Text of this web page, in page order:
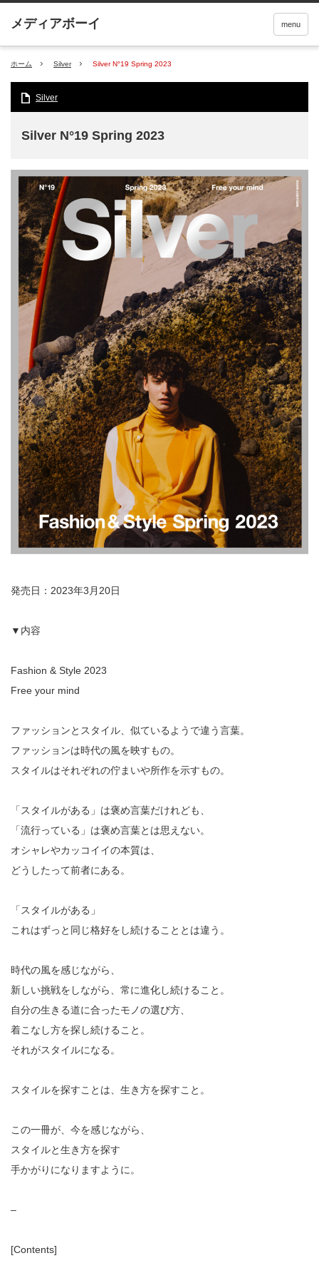
menu
ホーム Silver Silver N°19 Spring 2023
Silver
Silver N°19 Spring 2023
発売日：2023年3月20日
▼内容
Fashion & Style 2023
Free your mind
ファッションとスタイル、似ているようで違う言葉。
ファッションは時代の風を映すもの。
スタイルはそれぞれの佇まいや所作を示すもの。
「スタイルがある」は褒め言葉だけれども、
「流行っている」は褒め言葉とは思えない。
オシャレやカッコイイの本質は、
どうしたって前者にある。
「スタイルがある」
これはずっと同じ格好をし続けることとは違う。
時代の風を感じながら、
新しい挑戦をしながら、常に進化し続けること。
自分の生きる道に合ったモノの選び方、
着こなし方を探し続けること。
それがスタイルになる。
スタイルを探すことは、生き方を探すこと。
この一冊が、今を感じながら、
スタイルと生き方を探す
手かがりになりますように。
–
[Contents]